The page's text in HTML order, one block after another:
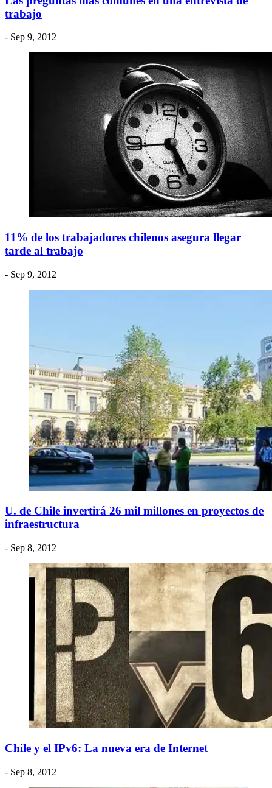
trabajo
- Sep 9, 2012
11% de los trabajadores chilenos asegura llegar
tarde al trabajo
- Sep 9, 2012
U. de Chile invertirá 26 mil millones en proyectos de
infraestructura
- Sep 8, 2012
Chile y el IPv6: La nueva era de Internet
- Sep 8, 2012